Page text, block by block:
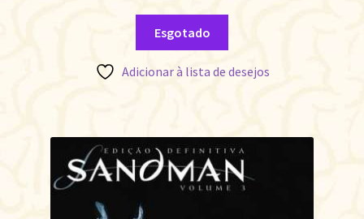
Esgotado
Adicionar à lista de desejos